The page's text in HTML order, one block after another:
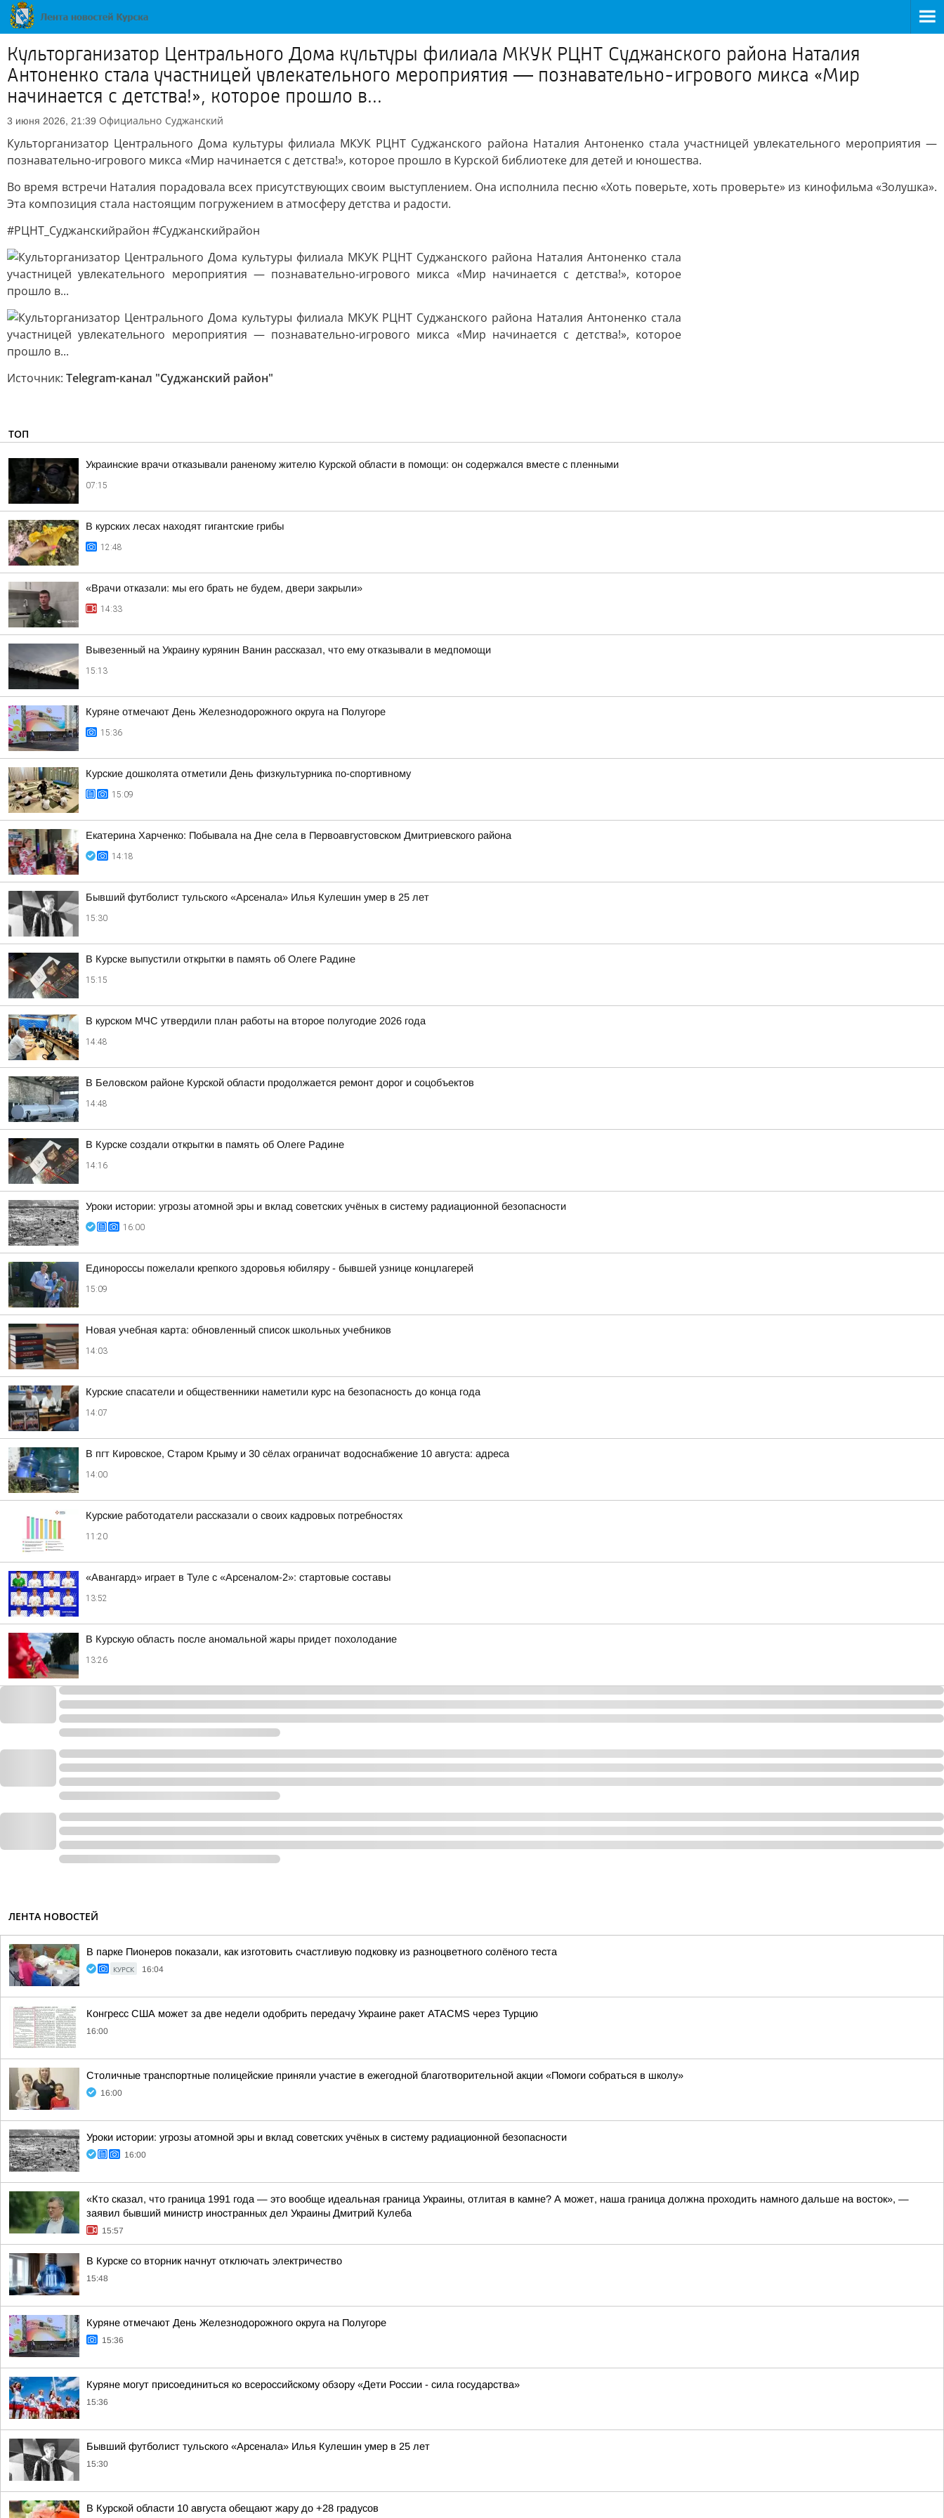
Культорганизатор Центрального Дома культуры филиала МКУК РЦНТ Суджанского района Наталия
Антоненко стала участницей увлекательного мероприятия — познавательно-игрового микса «Мир
начинается с детства!», которое прошло в...
3 июня 2026, 21:39 Официально Суджанский
Культорганизатор Центрального Дома культуры филиала МКУК РЦНТ Суджанского района Наталия Антоненко стала участницей увлекательного мероприятия —
познавательно-игрового микса «Мир начинается с детства!», которое прошло в Курской библиотеке для детей и юношества.
Во время встречи Наталия порадовала всех присутствующих своим выступлением. Она исполнила песню «Хоть поверьте, хоть проверьте» из кинофильма «Золушка».
Эта композиция стала настоящим погружением в атмосферу детства и радости.
#РЦНТ_Суджанскийрайон #Суджанскийрайон
Источник: Telegram-канал "Суджанский район"
ТОП
Украинские врачи отказывали раненому жителю Курской области в помощи: он содержался вместе с пленными
07:15
В курских лесах находят гигантские грибы
12:48
«Врачи отказали: мы его брать не будем, двери закрыли»
14:33
Вывезенный на Украину курянин Ванин рассказал, что ему отказывали в медпомощи
15:13
Куряне отмечают День Железнодорожного округа на Полугоре
15:36
Курские дошколята отметили День физкультурника по-спортивному
15:09
Екатерина Харченко: Побывала на Дне села в Первоавгустовском Дмитриевского района
14:18
Бывший футболист тульского «Арсенала» Илья Кулешин умер в 25 лет
15:30
В Курске выпустили открытки в память об Олеге Радине
15:15
В курском МЧС утвердили план работы на второе полугодие 2026 года
14:48
В Беловском районе Курской области продолжается ремонт дорог и соцобъектов
14:48
В Курске создали открытки в память об Олеге Радине
14:16
Уроки истории: угрозы атомной эры и вклад советских учёных в систему радиационной безопасности
16:00
Единороссы пожелали крепкого здоровья юбиляру - бывшей узнице концлагерей
15:09
Новая учебная карта: обновленный список школьных учебников
14:03
Курские спасатели и общественники наметили курс на безопасность до конца года
14:07
В пгт Кировское, Старом Крыму и 30 сёлах ограничат водоснабжение 10 августа: адреса
14:00
Курские работодатели рассказали о своих кадровых потребностях
11:20
«Авангард» играет в Туле с «Арсеналом-2»: стартовые составы
13:52
В Курскую область после аномальной жары придет похолодание
13:26
ЛЕНТА НОВОСТЕЙ
В парке Пионеров показали, как изготовить счастливую подковку из разноцветного солёного теста
КУРСК 16:04
Конгресс США может за две недели одобрить передачу Украине ракет ATACMS через Турцию
16:00
Столичные транспортные полицейские приняли участие в ежегодной благотворительной акции «Помоги собраться в школу»
16:00
Уроки истории: угрозы атомной эры и вклад советских учёных в систему радиационной безопасности
16:00
«Кто сказал, что граница 1991 года — это вообще идеальная граница Украины, отлитая в камне? А может, наша граница должна проходить намного дальше на восток», —
заявил бывший министр иностранных дел Украины Дмитрий Кулеба
15:57
В Курске со вторник начнут отключать электричество
15:48
Куряне отмечают День Железнодорожного округа на Полугоре
15:36
Куряне могут присоединиться ко всероссийскому обзору «Дети России - сила государства»
15:36
Бывший футболист тульского «Арсенала» Илья Кулешин умер в 25 лет
15:30
В Курской области 10 августа обещают жару до +28 градусов